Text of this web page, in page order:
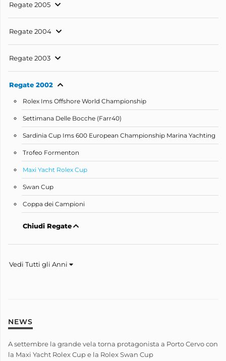
Regate 2005
Regate 2004
Regate 2003
Regate 2002
Rolex Ims Offshore World Championship
Settimana Delle Bocche (Farr40)
Sardinia Cup Ims 600 European Championship Marina Yachting
Trofeo Formenton
Maxi Yacht Rolex Cup
Swan Cup
Coppa dei Campioni
Chiudi Regate
Vedi Tutti gli Anni
NEWS
A settembre la grande vela torna protagonista a Porto Cervo con
la Maxi Yacht Rolex Cup e la Rolex Swan Cup